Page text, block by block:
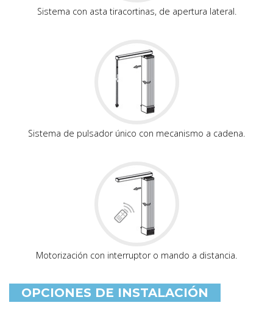
Sistema con asta tiracortinas, de apertura lateral.
Sistema de pulsador único con mecanismo a cadena.
Motorización con interruptor o mando a distancia.
OPCIONES DE INSTALACIÓN